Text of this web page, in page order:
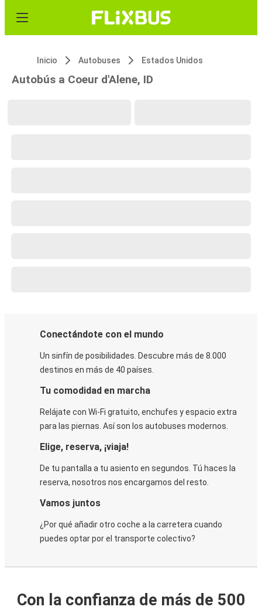
Inicio Autobuses Estados Unidos
Autobús a Coeur d'Alene, ID
Conectándote con el mundo
Un sinfín de posibilidades. Descubre más de 8.000
destinos en más de 40 países.
Tu comodidad en marcha
Relájate con Wi-Fi gratuito, enchufes y espacio extra
para las piernas. Así son los autobuses modernos.
Elige, reserva, ¡viaja!
De tu pantalla a tu asiento en segundos. Tú haces la
reserva, nosotros nos encargamos del resto.
Vamos juntos
¿Por qué añadir otro coche a la carretera cuando
puedes optar por el transporte colectivo?
Con la confianza de más de 500